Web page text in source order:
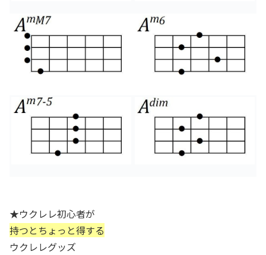
★ウクレレ初心者が
持つとちょっと得する
ウクレレグッズ